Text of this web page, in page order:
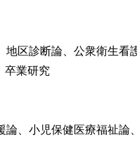
区診断論、公衆衛生看
卒業研究
、小児保健医療福祉論